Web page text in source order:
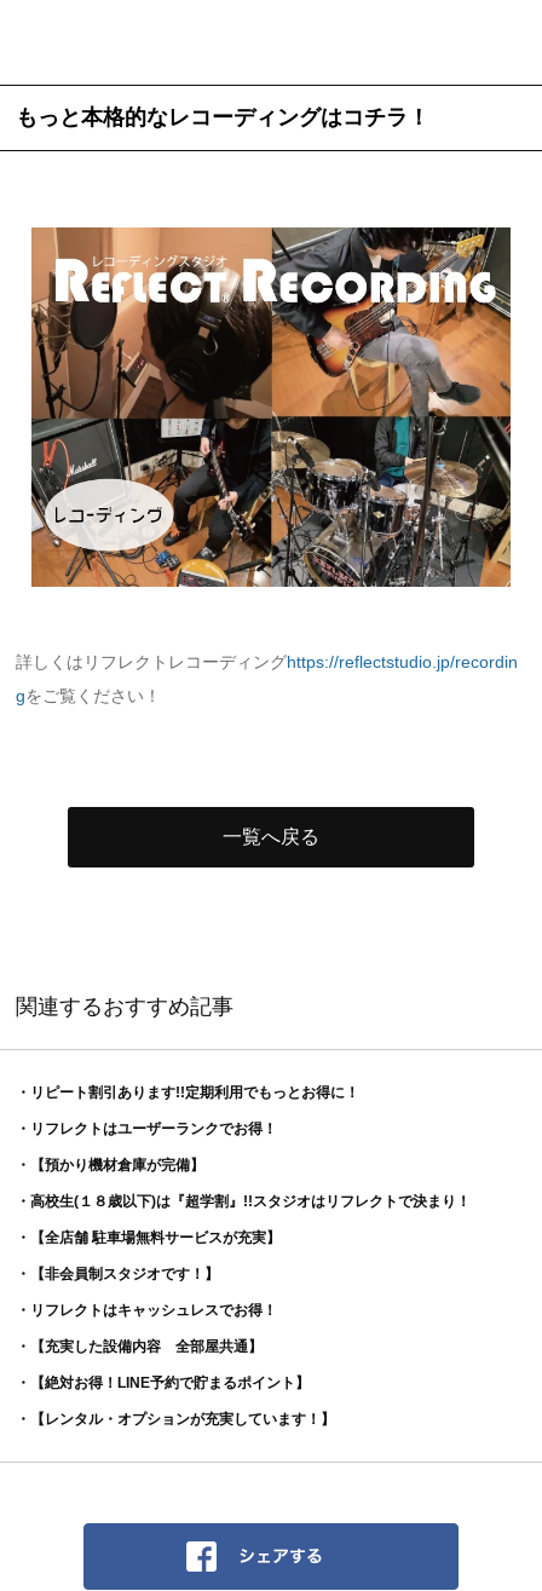
もっと本格的なレコーディングはコチラ！
詳しくはリフレクトレコーディングhttps://reflectstudio.jp/recordin
gをご覧ください！
一覧へ戻る
関連するおすすめ記事
・リピート割引あります!!定期利用でもっとお得に！
・リフレクトはユーザーランクでお得！
・【預かり機材倉庫が完備】
・高校生(１８歳以下)は『超学割』!!スタジオはリフレクトで決まり！
・【全店舗 駐車場無料サービスが充実】
・【非会員制スタジオです！】
・リフレクトはキャッシュレスでお得！
・【充実した設備内容 全部屋共通】
・【絶対お得！LINE予約で貯まるポイント】
・【レンタル・オプションが充実しています！】